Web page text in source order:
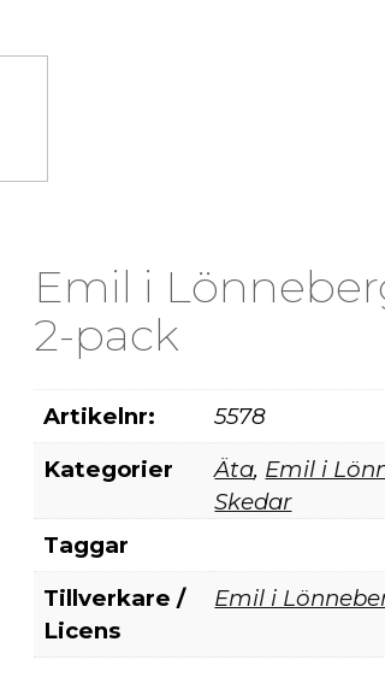
Emil i
2-pack
Artikelnr:
5578
Kategorier
Äta, Emil i
Skedar
Taggar
Tillverkare /
Licens
Emil i